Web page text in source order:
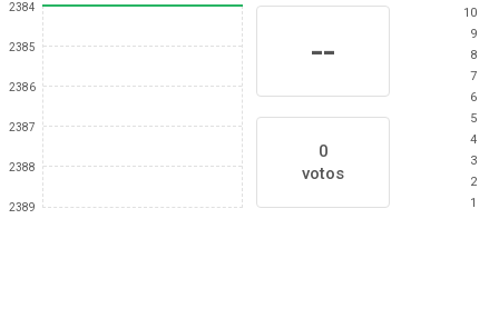
2384
2385
2386
2387
2388
2389
--
0
votos
10
9
8
7
6
5
4
3
2
1